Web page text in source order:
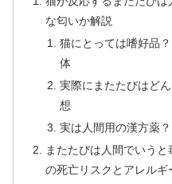
な匂いか解説
猫にとっては嗜好品
体
実際にまたたびはど
想
実は人間用の漢方薬
またたびは人間でいう
の死亡リスクとアレルギ